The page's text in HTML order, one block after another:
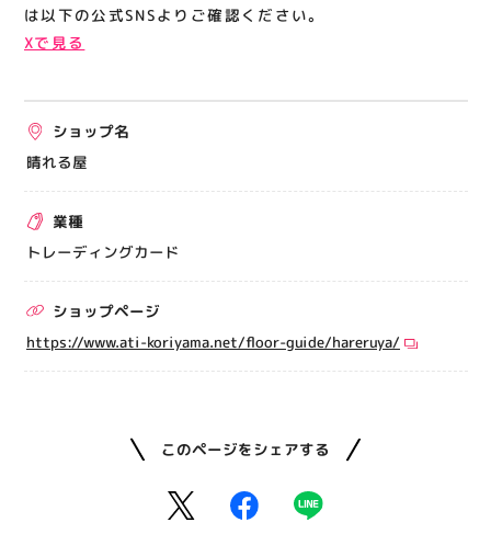
運営会社
テナント出店募集
催事出店募集
アティビジョンについて
は以下の公式SNSよりご確認ください。
Xで見る
ショップ名
晴れる屋
業種
トレーディングカード
ショップページ
https://www.ati-koriyama.net/floor-guide/hareruya/
このページをシェアする